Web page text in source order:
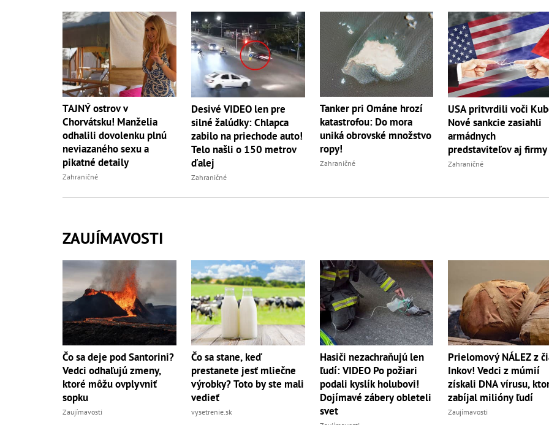
TAJNÝ ostrov v
Chorvátsku! Manželia
odhalili dovolenku plnú
neviazaného sexu a
pikatné detaily
Zahraničné
Desivé VIDEO len pre
silné žalúdky: Chlapca
zabilo na priechode auto!
Telo našli o 150 metrov
ďalej
Zahraničné
Tanker pri Ománe hrozí
katastrofou: Do mora
uniká obrovské množstvo
ropy!
Zahraničné
USA pritvrdili voči
Nové sankcie zasiahli
armádnych
predstaviteľov aj firmy
Zahraničné
ZAUJÍMAVOSTI
Čo sa deje pod Santorini?
Vedci odhaľujú zmeny,
ktoré môžu ovplyvniť
sopku
Zaujímavosti
Čo sa stane, keď
prestanete jesť mliečne
výrobky? Toto by ste mali
vedieť
vysetrenie.sk
Hasiči nezachraňujú len
ľudí: VIDEO Po požiari
podali kyslík holubovi!
Dojímavé zábery obleteli
svet
Prielomový NÁLEZ z
Inkov! Vedci z múmií
získali DNA vírusu,
zabíjal milióny ľudí
Zaujímavosti